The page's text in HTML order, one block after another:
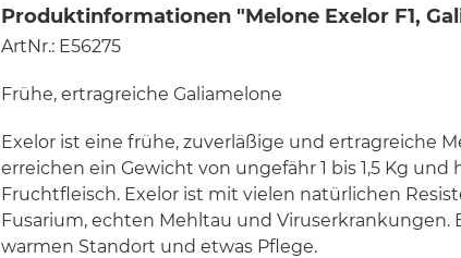
Produktinformationen "Melone Exelor F1,
ArtNr.: E56275
Frühe, ertragreiche Galiamelone
Exelor ist eine frühe, zuverläßige und ertragreiche
erreichen ein Gewicht von ungefähr 1 bis 1,5 Kg
Fruchtfleisch. Exelor ist mit vielen natürlichen
Fusarium, echten Mehltau und
warmen Standort und etwas Pflege.